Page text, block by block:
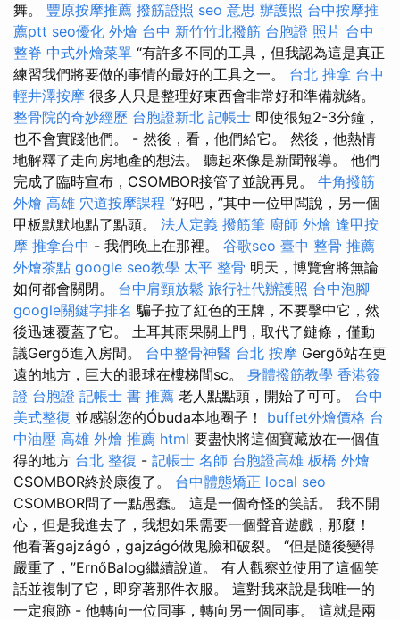
舞。 豐原按摩推薦 撥筋證照 seo 意思 辦護照 台中按摩推
薦ptt seo優化 外燴 台中 新竹竹北撥筋 台胞證 照片 台中
整脊 中式外燴菜單 “有許多不同的工具，但我認為這是真正
練習我們將要做的事情的最好的工具之一。 台北 推拿 台中
輕井澤按摩 很多人只是整理好東西會非常好和準備就緒。
整骨院的奇妙經歷 台胞證新北 記帳士 即使很短2-3分鐘，
也不會實踐他們。 - 然後，看，他們給它。 然後，他熱情
地解釋了走向房地產的想法。 聽起來像是新聞報導。 他們
完成了臨時宣布，CSOMBOR接管了並說再見。 牛角撥筋
外燴 高雄 穴道按摩課程 “好吧，”其中一位甲闆說，另一個
甲板默默地點了點頭。 法人定義 撥筋筆 廚師 外燴 逢甲按
摩 推拿台中 - 我們晚上在那裡。 谷歌seo 臺中 整骨 推薦
外燴茶點 google seo教學 太平 整骨 明天，博覽會將無論
如何都會關閉。 台中肩頸放鬆 旅行社代辦護照 台中泡腳
google關鍵字排名 騙子拉了紅色的王牌，不要擊中它，然
後迅速覆蓋了它。 土耳其雨果關上門，取代了鏈條，僅動
議Gergő進入房間。 台中整骨神醫 台北 按摩 Gergő站在更
遠的地方，巨大的眼球在樓梯間sc。 身體撥筋教學 香港簽
證 台胞證 記帳士 書 推薦 老人點點頭，開始了可可。 台中
美式整復 並感謝您的Óbuda本地圈子！ buffet外燴價格 台
中油壓 高雄 外燴 推薦 html 要盡快將這個寶藏放在一個值
得的地方 台北 整復 - 記帳士 名師 台胞證高雄 板橋 外燴
CSOMBOR終於康復了。 台中體態矯正 local seo
CSOMBOR問了一點愚蠢。 這是一個奇怪的笑話。 我不開
心，但是我進去了，我想如果需要一個聲音遊戲，那麼！
他看著gajzágó，gajzágó做鬼臉和破裂。 “但是隨後變得
嚴重了，”ErnőBalog繼續說道。 有人觀察並使用了這個笑
話並複制了它，即穿著那件衣服。 這對我來說是我唯一的
一定痕跡 - 他轉向一位同事，轉向另一個同事。 這就是兩